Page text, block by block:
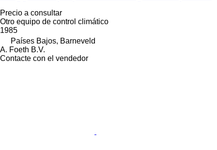
Precio a consultar
Otro equipo de control climático
1985
Países Bajos, Barneveld
A. Foeth B.V.
Contacte con el vendedor